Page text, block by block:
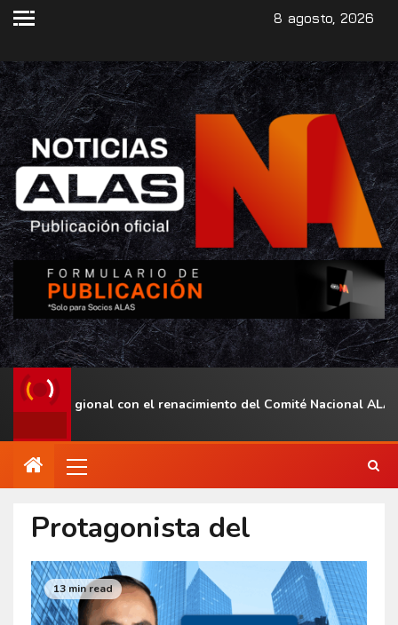
8 agosto, 2026
regional con el renacimiento del Comité Nacional ALAS
Protagonista del
13 min read